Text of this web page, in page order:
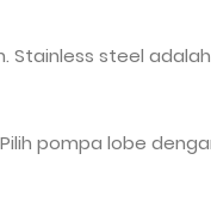
steel
pompa lobe